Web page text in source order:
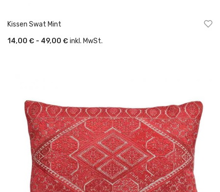
Kissen Swat Mint
14,00 € - 49,00 € inkl. MwSt.